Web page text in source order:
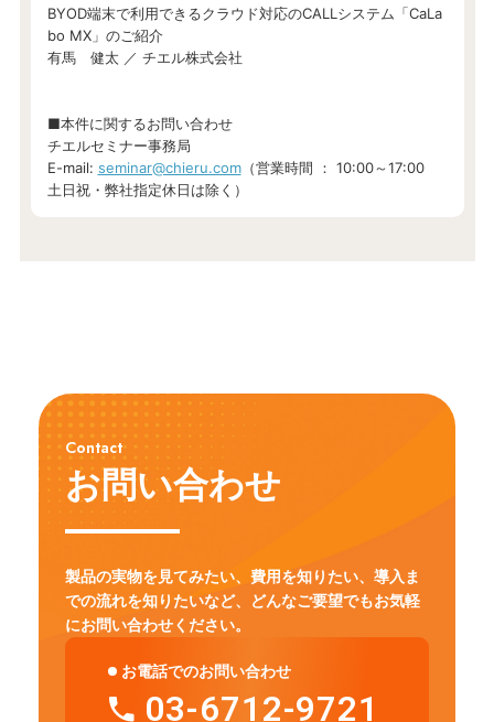
BYOD端末で利用できるクラウド対応のCALLシステム「CaLa
bo MX」のご紹介
有馬 健太 ／ チエル株式会社
■本件に関するお問い合わせ
チエルセミナー事務局
E-mail: seminar@chieru.com（営業時間 ： 10:00～17:00
土日祝・弊社指定休日は除く）
Contact
お問い合わせ
製品の実物を見てみたい、費用を知りたい、導入ま
での流れを知りたいなど、
どんなご要望でもお気軽
にお問い合わせください。
お電話でのお問い合わせ
03-6712-9721